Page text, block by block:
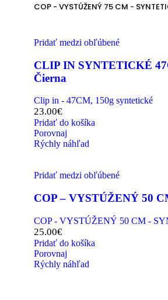
COP - VYSTÚŽENÝ 75 CM -
Pridať medzi obľúbené
CLIP IN SYNTETICKÉ
Čierna
Clip in - 47CM, 150g syntetické
23.00€
Pridať do košíka
Porovnaj
Rýchly náhľad
Pridať medzi obľúbené
COP – VYSTÚŽENÝ 50
COP - VYSTÚŽENÝ 50 CM -
25.00€
Pridať do košíka
Porovnaj
Rýchly náhľad